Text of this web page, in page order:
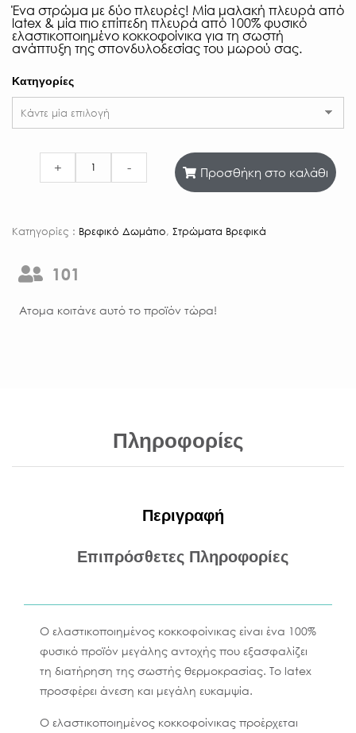
Ένα στρώμα με δύο πλευρές! Μία μαλακή πλευρά από
latex & μία πιο επίπεδη πλευρά από 100% φυσικό
ελαστικοποιημένο κοκκοφοίνικα για τη σωστή
ανάπτυξη της σπονδυλοδεσίας του μωρού σας.
Κατηγορίες
+ - Προσθήκη στο καλάθι
Κατηγορίες : Βρεφικό Δωμάτιο, Στρώματα Βρεφικά
101
Aτομα κοιτάνε αυτό το προϊόν τώρα!
Πληροφορίες
Περιγραφή
Επιπρόσθετες Πληροφορίες
Ο ελαστικοποιημένος κοκκοφοίνικας είναι ένα 100%
φυσικό προϊόν μεγάλης αντοχής που εξασφαλίζει
τη διατήρηση της σωστής θερμοκρασίας. Το latex
προσφέρει άνεση και μεγάλη ευκαμψία.
Ο ελαστικοποιημένος κοκκοφοίνικας προέρχεται